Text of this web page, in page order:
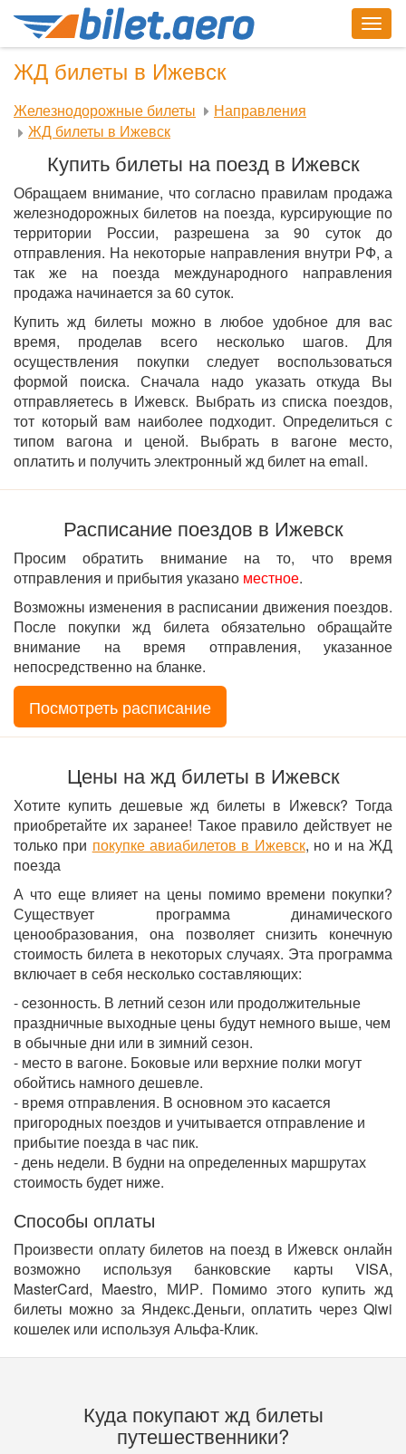
ЖД билеты в Ижевск
Железнодорожные билеты
Направления
ЖД билеты в Ижевск
Купить билеты на поезд в Ижевск
Обращаем внимание, что согласно правилам продажа
железнодорожных билетов на поезда, курсирующие по
территории России, разрешена за 90 суток до
отправления. На некоторые направления внутри РФ, а
так же на поезда международного направления
продажа начинается за 60 суток.
Купить жд билеты можно в любое удобное для вас
время, проделав всего несколько шагов. Для
осуществления покупки следует воспользоваться
формой поиска. Сначала надо указать откуда Вы
отправляетесь в Ижевск. Выбрать из списка поездов,
тот который вам наиболее подходит. Определиться с
типом вагона и ценой. Выбрать в вагоне место,
оплатить и получить электронный жд билет на email.
Расписание поездов в Ижевск
Просим обратить внимание на то, что время
отправления и прибытия указано местное.
Возможны изменения в расписании движения поездов.
После покупки жд билета обязательно обращайте
внимание на время отправления, указанное
непосредственно на бланке.
Посмотреть расписание
Цены на жд билеты в Ижевск
Хотите купить дешевые жд билеты в Ижевск? Тогда
приобретайте их заранее! Такое правило действует не
только при покупке авиабилетов в Ижевск, но и на ЖД
поезда
А что еще влияет на цены помимо времени покупки?
Существует программа динамического
ценообразования, она позволяет снизить конечную
стоимость билета в некоторых случаях. Эта программа
включает в себя несколько составляющих:
- cезонность. В летний сезон или продолжительные
праздничные выходные цены будут немного выше, чем
в обычные дни или в зимний сезон.
- место в вагоне. Боковые или верхние полки могут
обойтись намного дешевле.
- время отправления. В основном это касается
пригородных поездов и учитывается отправление и
прибытие поезда в час пик.
- день недели. В будни на определенных маршрутах
стоимость будет ниже.
Способы оплаты
Произвести оплату билетов на поезд в Ижевск онлайн
возможно используя банковские карты VISA,
MasterCard, Maestro, МИР. Помимо этого купить жд
билеты можно за Яндекс.Деньги, оплатить через Qiwi
кошелек или используя Альфа-Клик.
Куда покупают жд билеты
путешественники?